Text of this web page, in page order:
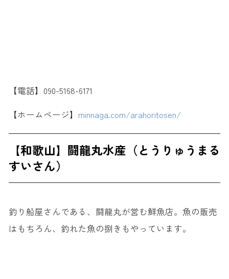
【電話】090-5168-6171
【ホームページ】 minnaga.com/arahoritosen/
【和歌山】闘龍丸水産（とうりゅうまる
すいさん）
釣り船屋さんである、闘龍丸が営む鮮魚店。魚の販売
はもちろん、釣れた魚の捌きもやっています。